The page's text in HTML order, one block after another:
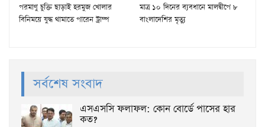
পরমাণু চুক্তি ছাড়াই হরমুজ খোলার
বিনিময়ে যুদ্ধ থামাতে পারেন ট্রাম্প
মাত্র ১০ দিনের ব্যবধানে মালদ্বীপে ৮
বাংলাদেশির মৃত্যু
সর্বশেষ সংবাদ
এসএসসি ফলাফল: কোন বোর্ডে পাসের হার
কত?